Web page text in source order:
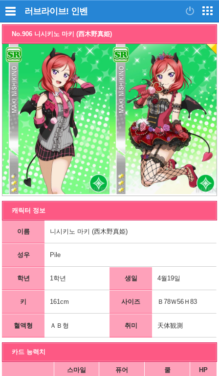
러브라이브! 인벤
No.906 니시키노 마키 (西木野真姫)
캐릭터 정보
이름 니시키노 마키 (西木野真姫)
성우 Pile
학년 1학년 생일 4월19일
키 161cm 사이즈 Ｂ78Ｗ56Ｈ83
혈액형 ＡＢ형 취미 天体観測
카드 능력치
스마일 퓨어 쿨 HP